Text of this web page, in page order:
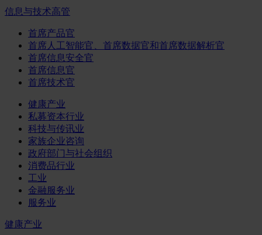
信息与技术高管
首席产品官
首席人工智能官、首席数据官和首席数据解析官
首席信息安全官
首席信息官
首席技术官
健康产业
私募资本行业
科技与传讯业
家族企业咨询
政府部门与社会组织
消费品行业
工业
金融服务业
服务业
健康产业